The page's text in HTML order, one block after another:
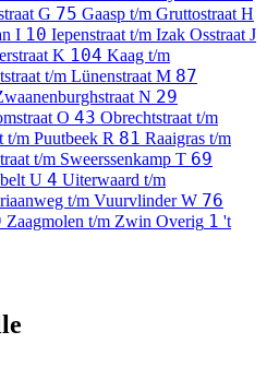
G 75 Gaasp t/m Gruttostraat H
I 10 Iepenstraat t/m Izak Osstraat J
K 104 Kaag t/m
t/m Lünenstraat M 87
N 29
O 43 Obrechtstraat t/m
t/m Puutbeek R 81 Raaigras t/m
t/m Sweerssenkamp T 69
U 4 Uiterwaard t/m
t/m VuurvlinderW 76
Zaagmolen t/m Zwin Overig 1 't